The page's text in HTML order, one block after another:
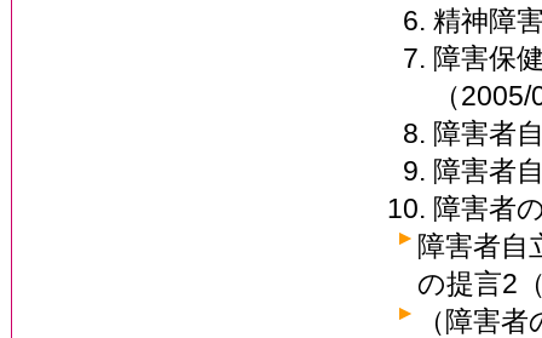
精神障
障害保
（
障害者
障害者
障害者
障害者自
の提言2
（障害